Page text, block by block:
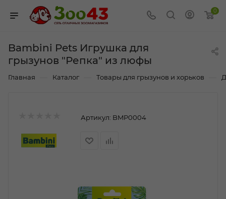
0
Bambini Pets Игрушка для
грызунов "Репка" из люфы
Главная Каталог Товары для грызунов и хорьков
Артикул: BMP0004